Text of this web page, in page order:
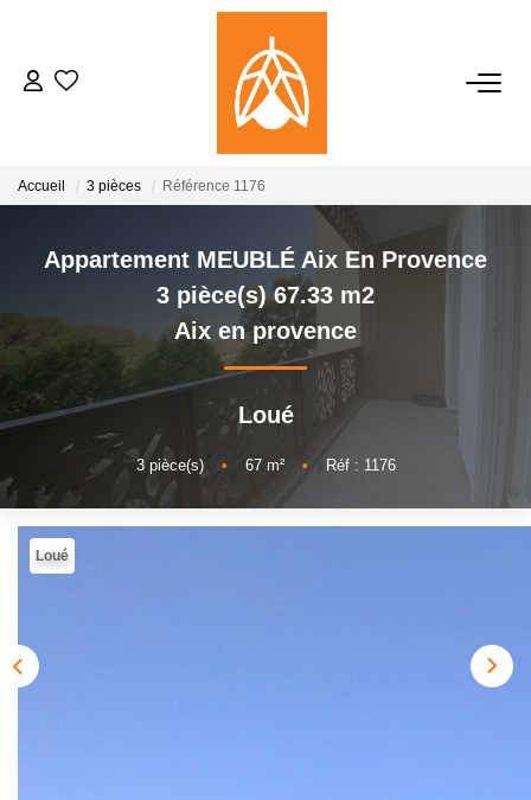
NOTRE AGENCE
Notre Équipe
Nos Actualités
ACHETER
LOUER
GESTION
Accueil 3 pièces Référence 1176
Appartement MEUBLÉ Aix En Provence
3 pièce(s) 67.33 m2
Aix en provence
Loué
3pièce(s) • 67m² • Réf : 1176
Loué